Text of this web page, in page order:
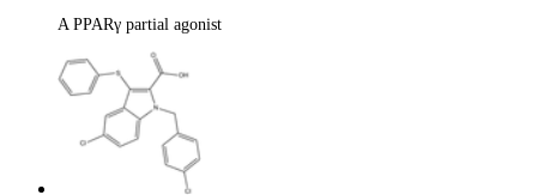
A PPARγ partial agonist